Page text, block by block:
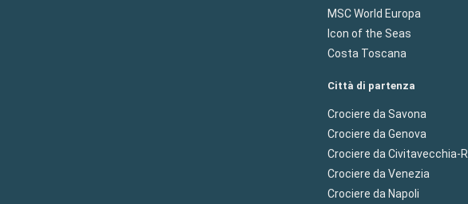
MSC World Europa
Icon of the Seas
Costa Toscana
Città di partenza
Crociere da Savona
Crociere da Genova
Crociere da Civitavecchia-
Crociere da Venezia
Crociere da Napoli